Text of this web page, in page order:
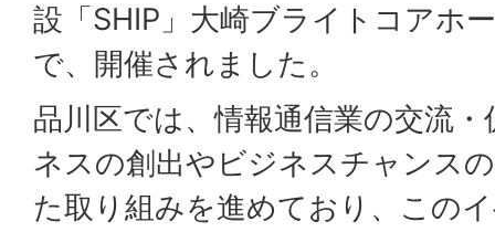
設「SHIP」大崎ブライトコアホ
で、開催されました。
品川区では、情報通信業の交流
ネスの創出やビジネスチャンス
た取り組みを進めており、この